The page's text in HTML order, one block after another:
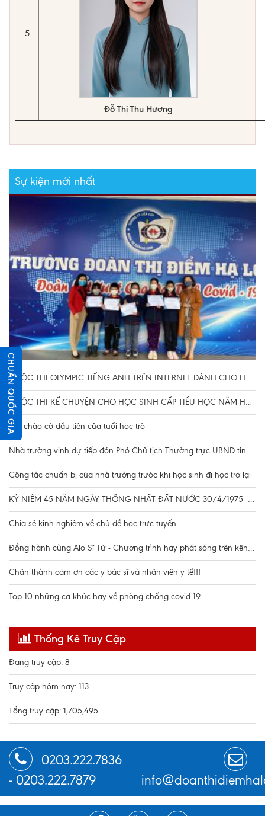
5
Đỗ Thị Thu Hương
Sự kiện mới nhất
CUỘC THI OLYMPIC TIẾNG ANH TRÊN INTERNET DÀNH CHO HỌC SINH PHỔ THÔNG NĂM HỌC 2021-2022
CUỘC THI KỂ CHUYỆN CHO HỌC SINH CẤP TIỂU HỌC NĂM HỌC 2021-2022
Tiết chào cờ đầu tiên của tuổi học trò
Nhà trường vinh dự tiếp đón Phó Chủ tịch Thường trực UBND tỉnh Đặng Huy Hậu kiểm tra công tác chuẩn bị cho học sinh đi học trở lại
Công tác chuẩn bị của nhà trường trước khi học sinh đi học trở lại
KỶ NIỆM 45 NĂM NGÀY THỐNG NHẤT ĐẤT NƯỚC 30/4/1975 - 30/4/2020
Chia sẻ kinh nghiệm về chủ đề học trực tuyến
Đồng hành cùng Alo Sĩ Tử - Chương trình hay phát sóng trên kênh truyền hình VTV7
Chân thành cảm ơn các y bác sĩ và nhân viên y tế!!!
Top 10 những ca khúc hay về phòng chống covid 19
Thống Kê Truy Cập
Đang truy cập: 8
Truy cập hôm nay: 113
Tổng truy cập: 1,705,495
0203.222.7836
- 0203.222.7879
CHUẨN QUỐC GIA